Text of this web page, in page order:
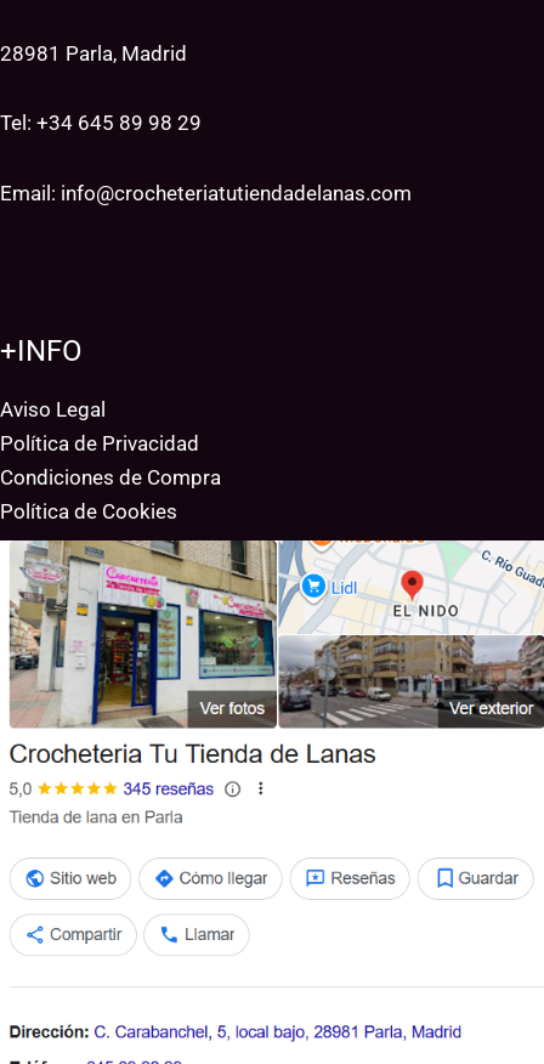
28981 Parla, Madrid
Tel: +34 645 89 98 29
Email: info@crocheteriatutiendadelanas.com
+INFO
Aviso Legal
Política de Privacidad
Condiciones de Compra
Política de Cookies